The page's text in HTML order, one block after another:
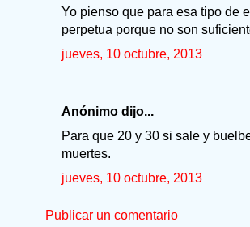
Yo pienso que para esa tipo de
perpetua porque no son
jueves, 10 octubre, 2013
Anónimo dijo...
Para que 20 y 30 si sale y
muertes.
jueves, 10 octubre, 2013
Publicar un comentario